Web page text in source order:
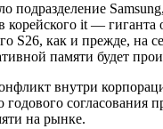
корейского it —
S26, как и прежде, на
памяти будет
внутри
на рынке.